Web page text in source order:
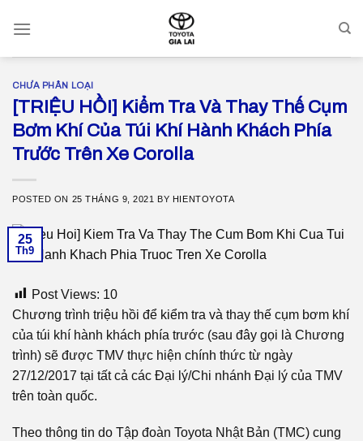
CHƯA PHÂN LOẠI
[TRIỆU HỒI] Kiểm Tra Và Thay Thế Cụm
Bơm Khí Của Túi Khí Hành Khách Phía
Trước Trên Xe Corolla
POSTED ON 25 THÁNG 9, 2021 BY HIENTOYOTA
25
Th9
Post Views: 10
Chương trình triệu hồi để kiểm tra và thay thế cụm bơm khí
của túi khí hành khách phía trước (sau đây gọi là Chương
trình) sẽ được TMV thực hiện chính thức từ ngày
27/12/2017 tại tất cả các Đại lý/Chi nhánh Đại lý của TMV
trên toàn quốc.
Theo thông tin do Tập đoàn Toyota Nhật Bản (TMC) cung